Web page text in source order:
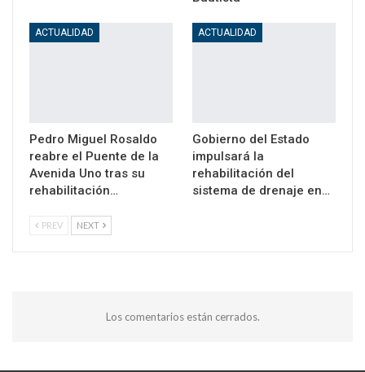
ACTUALIDAD
Pedro Miguel Rosaldo
reabre el Puente de la
Avenida Uno tras su
rehabilitación…
ACTUALIDAD
Gobierno del Estado
impulsará la
rehabilitación del
sistema de drenaje en…
PREV NEXT
Los comentarios están cerrados.